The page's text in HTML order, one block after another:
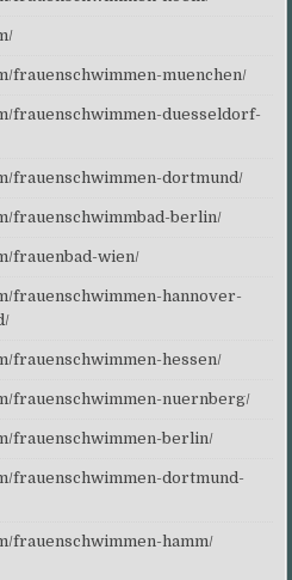
frauenschwimmen-muenchen/
frauenschwimmen-duesseldorf-
frauenschwimmen-dortmund/
frauenschwimmbad-berlin/
frauenbad-wien/
frauenschwimmen-hannover-
frauenschwimmen-hessen/
frauenschwimmen-nuernberg/
frauenschwimmen-berlin/
frauenschwimmen-dortmund-
frauenschwimmen-hamm/